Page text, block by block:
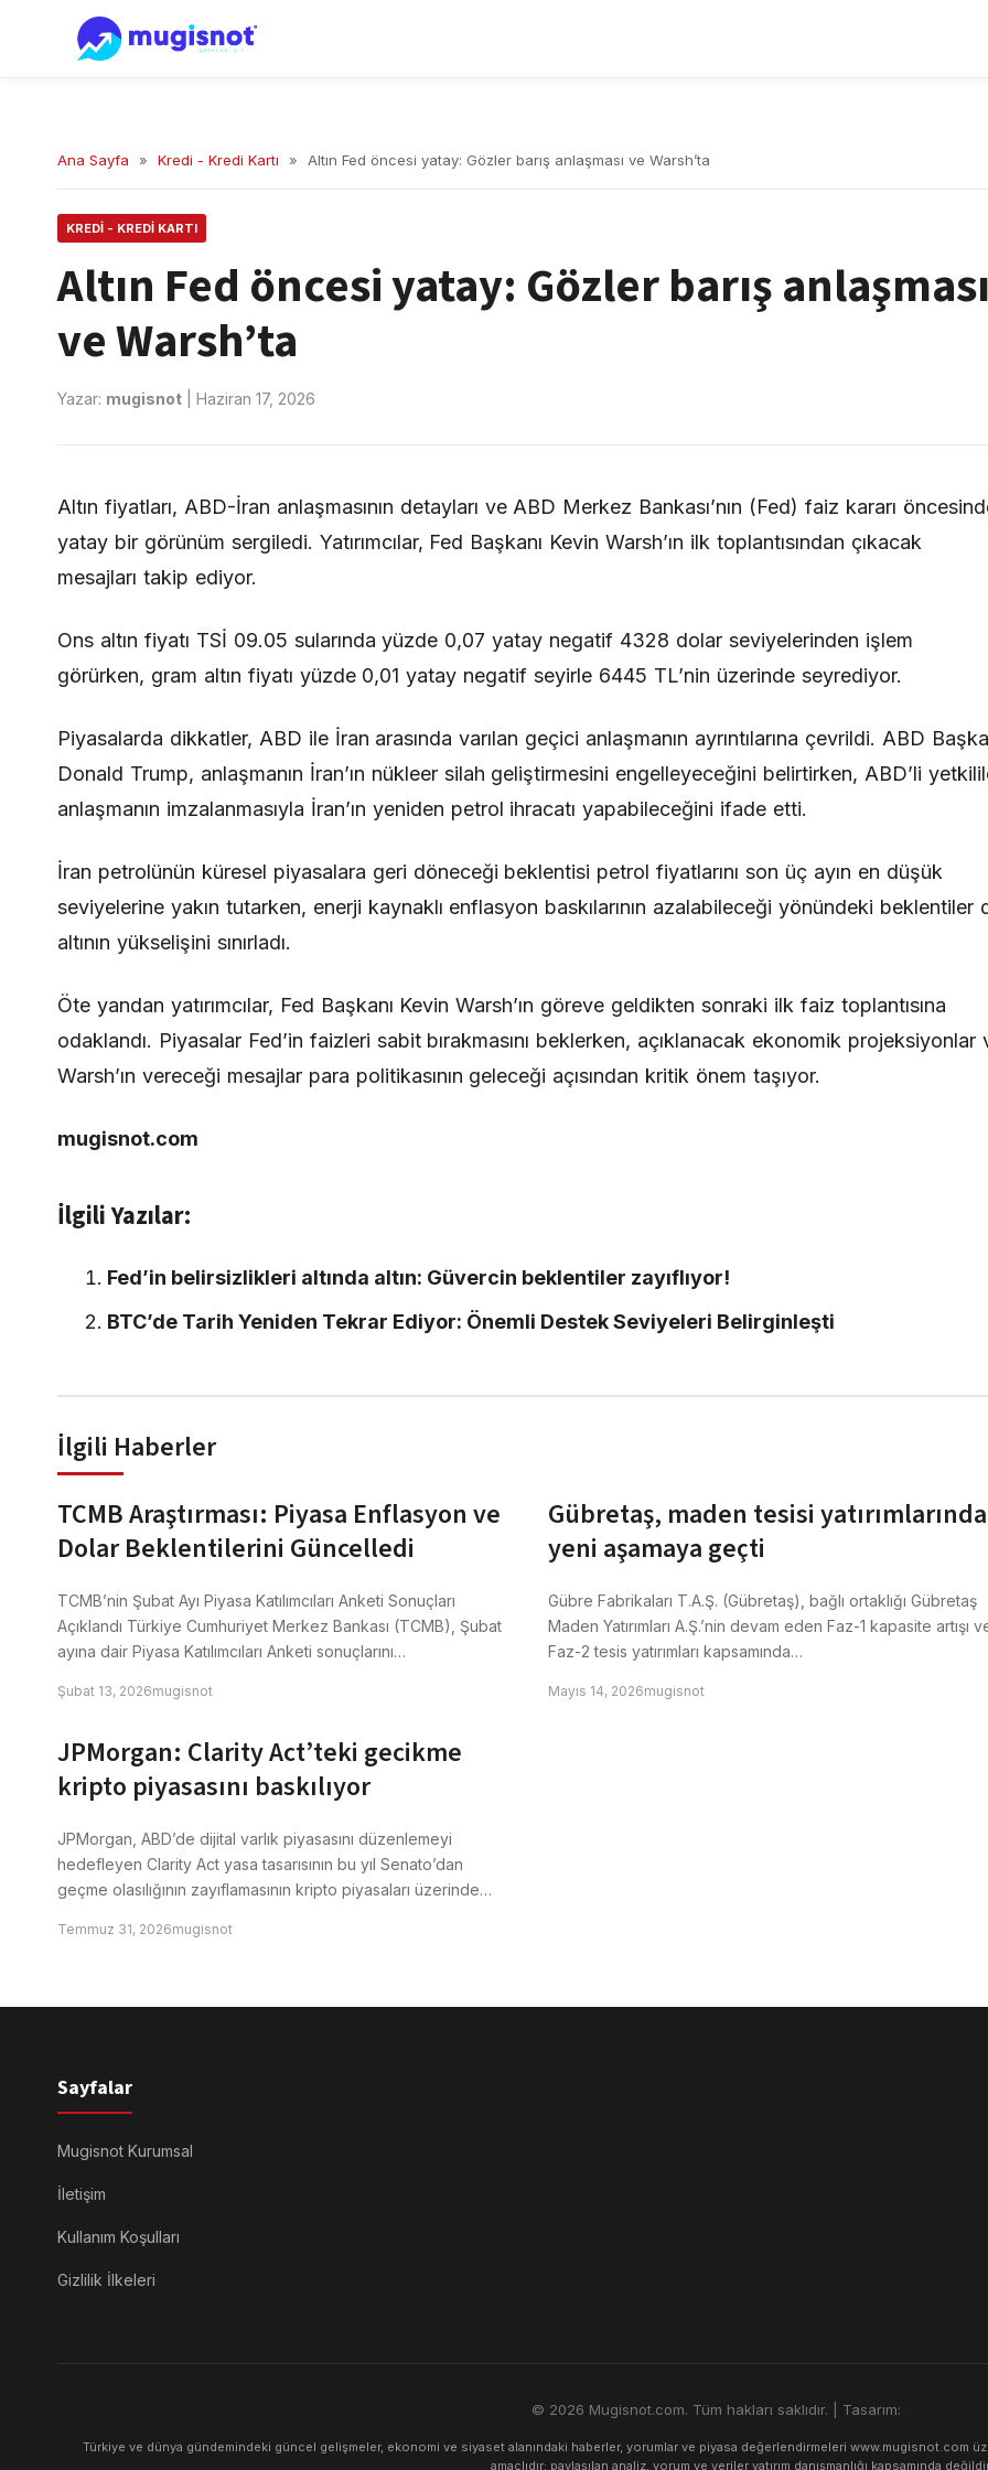
Ana Sayfa » Kredi - Kredi Kartı » Altın Fed öncesi yatay: Gözler barış anlaşması ve Warsh’ta
KREDI - KREDI KARTI
Altın Fed öncesi yatay: Gözler barış
ve Warsh’ta
Yazar: mugisnot Haziran 17, 2026
Altın fiyatları, ABD-İran anlaşmasının detayları ve ABD Merkez Bankası’nın (Fed) faiz kararı
yatay bir görünüm sergiledi. Yatırımcılar, Fed Başkanı Kevin Warsh’ın ilk toplantısından çıkacak
mesajları takip ediyor.
Ons altın fiyatı TSİ 09.05 sularında yüzde 0,07 yatay negatif 4328 dolar seviyelerinden işlem
görürken, gram altın fiyatı yüzde 0,01 yatay negatif seyirle 6445 TL’nin üzerinde seyrediyor.
Piyasalarda dikkatler, ABD ile İran arasında varılan geçici anlaşmanın ayrıntılarına çevrildi. ABD
Donald Trump, anlaşmanın İran’ın nükleer silah geliştirmesini engelleyeceğini belirtirken, ABD’li
anlaşmanın imzalanmasıyla İran’ın yeniden petrol ihracatı yapabileceğini ifade etti.
İran petrolünün küresel piyasalara geri döneceği beklentisi petrol fiyatlarını son üç ayın en düşük
seviyelerine yakın tutarken, enerji kaynaklı enflasyon baskılarının azalabileceği yönündeki beklentiler
altının yükselişini sınırladı.
Öte yandan yatırımcılar, Fed Başkanı Kevin Warsh’ın göreve geldikten sonraki ilk faiz toplantısına
odaklandı. Piyasalar Fed’in faizleri sabit bırakmasını beklerken, açıklanacak ekonomik projeksiyonlar
Warsh’ın vereceği mesajlar para politikasının geleceği açısından kritik önem taşıyor.
mugisnot.com
İlgili Yazılar:
Fed’in belirsizlikleri altında altın: Güvercin beklentiler zayıflıyor!
BTC’de Tarih Yeniden Tekrar Ediyor: Önemli Destek Seviyeleri Belirginleşti
İlgili Haberler
TCMB Araştırması: Piyasa Enflasyon ve
Dolar Beklentilerini Güncelledi
TCMB’nin Şubat Ayı Piyasa Katılımcıları Anketi Sonuçları
Açıklandı Türkiye Cumhuriyet Merkez Bankası (TCMB), Şubat
ayına dair Piyasa Katılımcıları Anketi sonuçlarını…
Şubat 13, 2026mugisnot
Gübretaş, maden tesisi yatırımlarında
yeni aşamaya geçti
Gübre Fabrikaları T.A.Ş. (Gübretaş), bağlı ortaklığı Gübretaş
Maden Yatırımları A.Ş.’nin devam eden Faz-1 kapasite artışı
Faz-2 tesis yatırımları kapsamında…
Mayıs 14, 2026mugisnot
JPMorgan: Clarity Act’teki gecikme
kripto piyasasını baskılıyor
JPMorgan, ABD’de dijital varlık piyasasını düzenlemeyi
hedefleyen Clarity Act yasa tasarısının bu yıl Senato’dan
geçme olasılığının zayıflamasının kripto piyasaları üzerinde…
Temmuz 31, 2026mugisnot
Sayfalar
Mugisnot Kurumsal
İletişim
Kullanım Koşulları
Gizlilik İlkeleri
© 2026 Mugisnot.com. Tüm hakları saklıdır. | Tasarım:
Türkiye ve dünya gündemindeki güncel gelişmeler, ekonomi ve siyaset alanındaki haberler, yorumlar ve piyasa değerlendirmeleri www.mugisnot.com
amaçlıdır; paylaşılan analiz, yorum ve veriler yatırım danışmanlığı kapsamında